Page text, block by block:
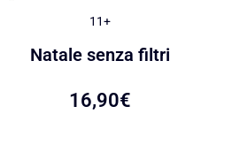
11+
Natale senza filtri
16,90€